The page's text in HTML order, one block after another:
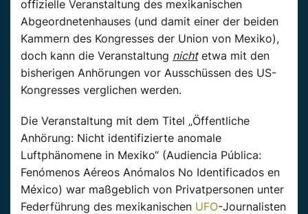
offizielle Veranstaltung des mexikanischen
Abgeordnetenhauses (und damit einer der beiden
Kammern des Kongresses der Union von Mexiko),
doch kann die Veranstaltung nichtetwa mit den
bisherigen Anhörungen vor Ausschüssen des US-
Kongresses verglichen werden.
Die Veranstaltung mit dem Titel „Öffentliche
Anhörung: Nicht identifizierte anomale
Luftphänomene in Mexiko“ (Audiencia Pública:
Fenómenos Aéreos Anómalos No Identificados en
México) war maßgeblich von Privatpersonen unter
Federführung des mexikanischen UFO-Journalisten